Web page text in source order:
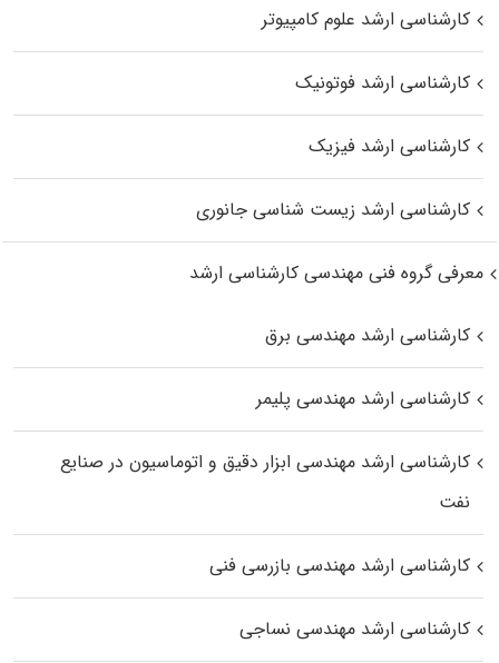
کارشناسی ارشد علوم کامپیوتر
کارشناسی ارشد فوتونیک
کارشناسی ارشد فیزیک
کارشناسی ارشد زیست‌ شناسی جانوری
معرفی گروه فنی مهندسی کارشناسی ارشد
کارشناسی ارشد مهندسی برق
کارشناسی ارشد مهندسی پلیمر
کارشناسی ارشد مهندسی ابزار دقیق و اتوماسیون در صنایع
نفت
کارشناسی ارشد مهندسی بازرسی فنی
کارشناسی ارشد مهندسی نساجی